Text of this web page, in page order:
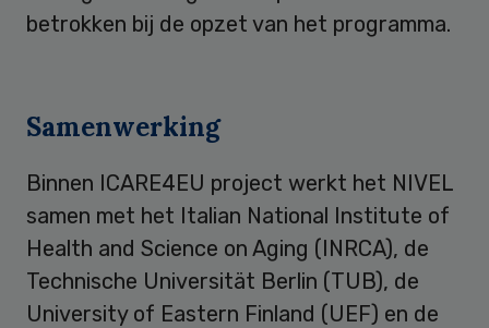
betrokken bij de opzet van het programma.
Samenwerking
Binnen ICARE4EU project werkt het NIVEL
samen met het Italian National Institute of
Health and Science on Aging (INRCA), de
Technische Universität Berlin (TUB), de
University of Eastern Finland (UEF) en de